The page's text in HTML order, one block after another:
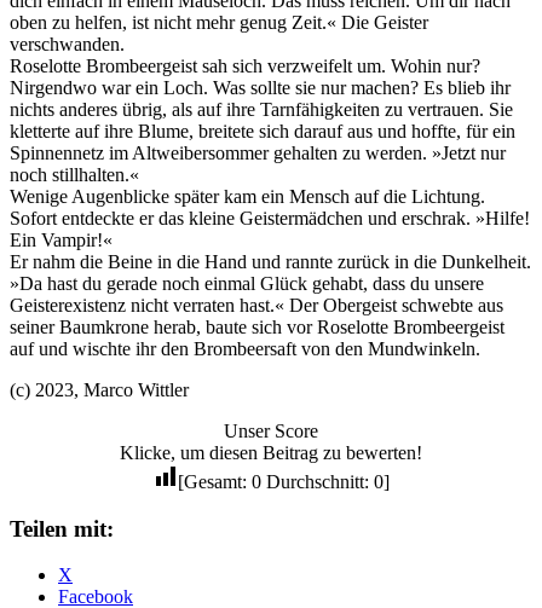
oben zu helfen, ist nicht mehr genug Zeit.« Die Geister
verschwanden.
Roselotte Brombeergeist sah sich verzweifelt um. Wohin nur?
Nirgendwo war ein Loch. Was sollte sie nur machen? Es blieb ihr
nichts anderes übrig, als auf ihre Tarnfähigkeiten zu vertrauen. Sie
kletterte auf ihre Blume, breitete sich darauf aus und hoffte, für ein
Spinnennetz im Altweibersommer gehalten zu werden. »Jetzt nur
noch stillhalten.«
Wenige Augenblicke später kam ein Mensch auf die Lichtung.
Sofort entdeckte er das kleine Geistermädchen und erschrak. »Hilfe!
Ein Vampir!«
Er nahm die Beine in die Hand und rannte zurück in die Dunkelheit.
»Da hast du gerade noch einmal Glück gehabt, dass du unsere
Geisterexistenz nicht verraten hast.« Der Obergeist schwebte aus
seiner Baumkrone herab, baute sich vor Roselotte Brombeergeist
auf und wischte ihr den Brombeersaft von den Mundwinkeln.
(c) 2023, Marco Wittler
Unser Score
Klicke, um diesen Beitrag zu bewerten!
[Gesamt: 0Durchschnitt: 0]
Teilen mit:
X
Facebook